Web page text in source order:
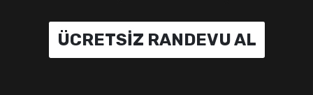
ÜCRETSİZ RANDEVU AL